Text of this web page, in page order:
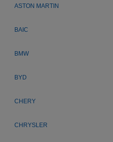
ASTON MARTIN
BAIC
BMW
BYD
CHERY
CHRYSLER